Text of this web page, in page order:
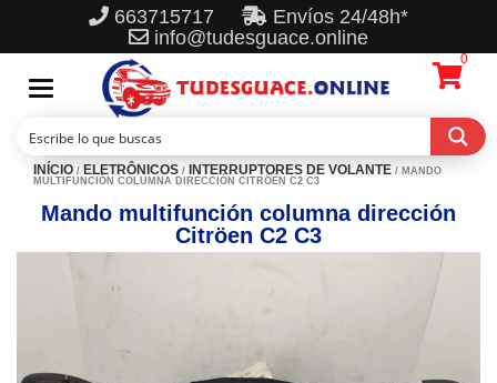
663715717
Envíos 24/48h*
info@tudesguace.online
Toggle
navigation
0
INÍCIO / ELETRÔNICOS / INTERRUPTORES DE VOLANTE / MANDO
MULTIFUNCIÓN COLUMNA DIRECCIÓN CITRÖEN C2 C3
Mando multifunción columna dirección
Citröen C2 C3